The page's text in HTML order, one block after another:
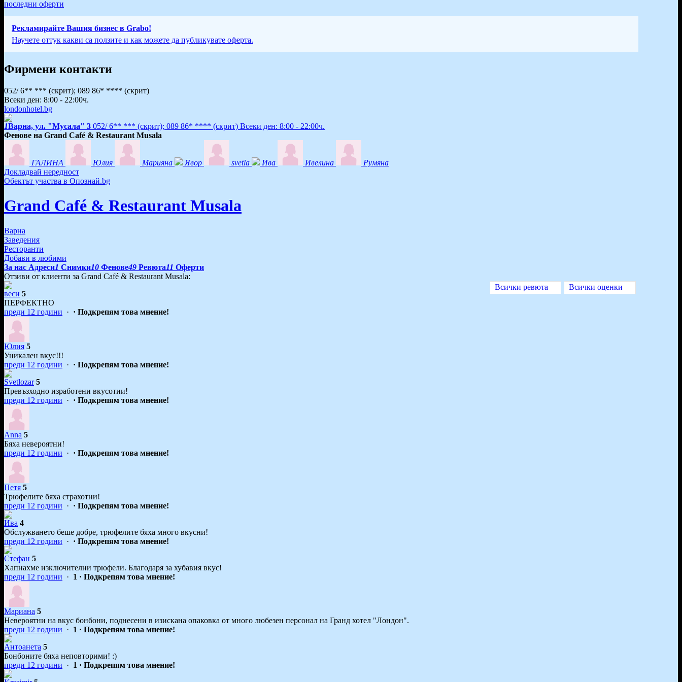
последни оферти
Рекламирайте Вашия бизнес в Grabo!
Научете оттук какви са ползите и как можете да публикувате оферта.
Фирмени контакти
052/ 6** *** (скрит); 089 86* **** (скрит)
Всеки ден: 8:00 - 22:00ч.
londonhotel.bg
1Варна, ул. "Мусала" 3 052/ 6** *** (скрит); 089 86* **** (скрит) Всеки ден: 8:00 - 22:00ч.
Фенове на Grand Café & Restaurant Musala
ГАЛИНА Юлия Марияна Явор svetla Ива Ивелина
Румяна
Докладвай нередност
Обектът участва в Опознай.bg
Grand Café & Restaurant Musala
Варна
Заведения
Ресторанти
Добави в любими
За нас Адреси1 Снимки10 Фенове49 Ревюта11 Оферти
Отзиви от клиенти за Grand Café & Restaurant Musala:
Всички оценки
Всички ревюта
веси 5
ПЕРФЕКТНО
преди 12 години · · Подкрепям това мнение!
Юлия 5
Уникален вкус!!!
преди 12 години · · Подкрепям това мнение!
Svetlozar 5
Превъзходно изработени вкусотии!
преди 12 години · · Подкрепям това мнение!
Anna 5
Бяха невероятни!
преди 12 години · · Подкрепям това мнение!
Петя 5
Трюфелите бяха страхотни!
преди 12 години · · Подкрепям това мнение!
Ива 4
Обслужването беше добре, трюфелите бяха много вкусни!
преди 12 години · · Подкрепям това мнение!
Стефан 5
Хапнахме изключителни трюфели. Благодаря за хубавия вкус!
преди 12 години · 1 · Подкрепям това мнение!
Мариана 5
Невероятни на вкус бонбони, поднесени в изискана опаковка от много любезен персонал на Гранд хотел "Лондон".
преди 12 години · 1 · Подкрепям това мнение!
Aнтоанета 5
Бонбоните бяха неповторими! :)
преди 12 години · 1 · Подкрепям това мнение!